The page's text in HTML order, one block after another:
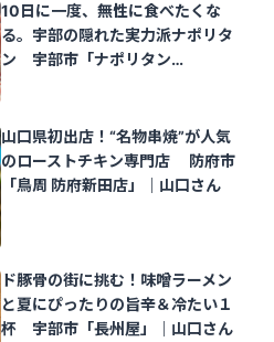
10日に一度、無性に食べたくな
る。宇部の隠れた実力派ナポリタ
ン 宇部市「ナポリタン
山口県初出店！“名物串焼”が人気
のローストチキン専門店 防府市
「鳥周 防府新田店」｜山口さん
ド豚骨の街に挑む！味噌ラーメン
と夏にぴったりの旨辛＆冷たい１
杯 宇部市「長州屋」｜山口さん